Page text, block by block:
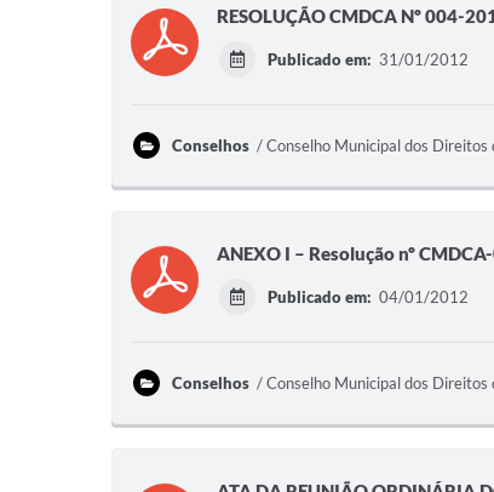
RESOLUÇÃO CMDCA Nº 004-
Publicado em: 31/01/2012
Conselhos Conselho Municipal dos Direitos
ANEXO I – Resolução nº
Publicado em: 04/01/2012
Conselhos Conselho Municipal dos Direitos